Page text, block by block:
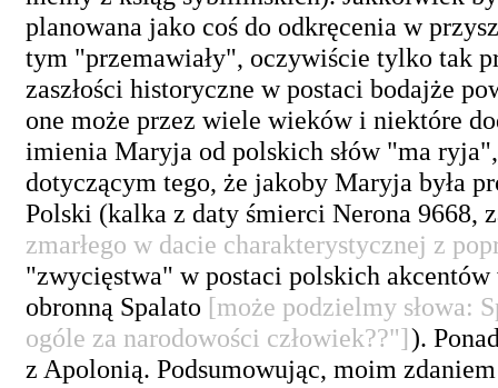
planowana jako coś do odkręcenia w
tym "przemawiały", oczywiście tylko tak
zaszłości historyczne w postaci bodajże
one może przez wiele wieków i niektóre
imienia Maryja od polskich słów "ma
dotyczącym tego, że jakoby Maryja była
Polski (kalka z daty śmierci Nerona 9668,
zmarłego w dacie charakterystycznej z
"zwycięstwa" w postaci polskich
obronną Spalato [może podzielmy słowa:
ogóle za narodowości człowiek??"]).
z Apolonią. Podsumowując, moim